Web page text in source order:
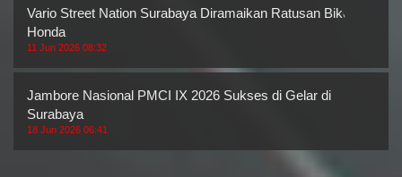
Vario Street Nation Surabaya Diramaikan Ratusan Bikers
Honda
11 Jun 2026 08:32
Jambore Nasional PMCI IX 2026 Sukses di Gelar di
Surabaya
18 Jun 2026 06:41